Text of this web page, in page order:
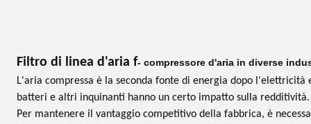
Filtro di linea d'aria f- compressore d'aria in diverse
L'aria compressa è la seconda fonte di energia dopo
batteri e altri inquinanti hanno un certo impatto sulla redditività.
Per mantenere il vantaggio competitivo della fabbrica, è